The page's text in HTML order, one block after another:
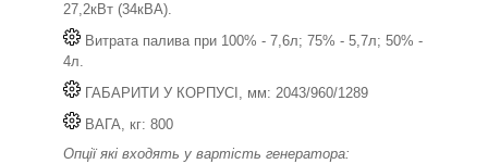
27,2кВт (34кВА).
Витрата палива при 100% - 7,6л; 75% - 5,7л; 50% -
4л.
ГАБАРИТИ У КОРПУСІ, мм: 2043/960/1289
ВАГА, кг: 800
Опції які входять у вартість генератора: